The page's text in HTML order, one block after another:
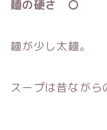
麺の硬さ 〇
麺が少し太麺。
スープは昔ながら